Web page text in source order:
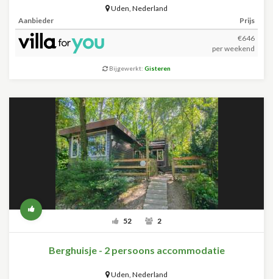
Uden, Nederland
Aanbieder
Prijs
€646
per weekend
Bijgewerkt: Gisteren
52 2
Berghuisje - 2 persoons accommodatie
Uden, Nederland